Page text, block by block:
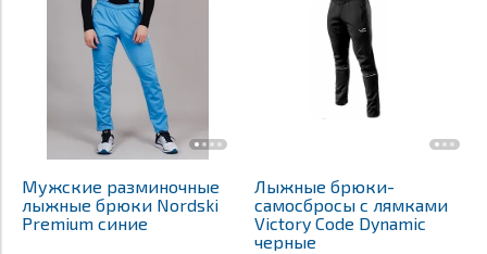
Мужские разминочные
лыжные брюки Nordski
Premium синие
Лыжные брюки-
самосбросы с лямками
Victory Code Dynamic
черные